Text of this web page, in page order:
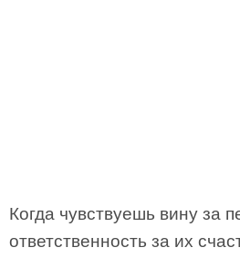
Когда чувствуешь вину за
ответственность за их